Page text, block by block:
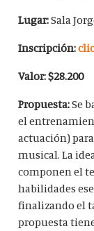
Lugar:Sala
Inscripción:
Valor: $28.200
Propuesta:Se
el
actuación)
musical. La
componen el
habilidades
finalizando el
propuesta